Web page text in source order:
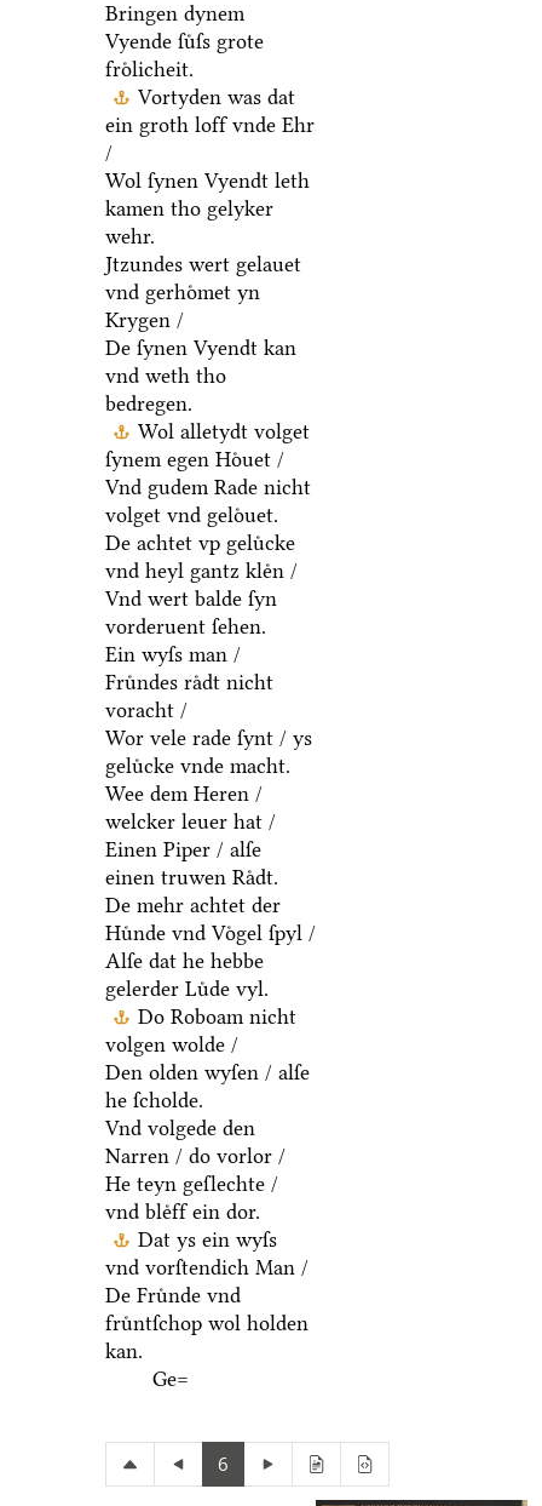
Bringen dynem
Vyende ſuͤſs grote
froͤlicheit.
Vortyden was dat
ein groth loff vnde Ehr
/
Wol ſynen Vyendt leth
kamen tho gelyker
wehr.
Jtzundes wert gelauet
vnd gerhoͤmet yn
Krygen /
De ſynen Vyendt kan
vnd weth tho
bedregen.
Wol alletydt volget
ſynem egen Hoͤuet /
Vnd gudem Rade nicht
volget vnd geloͤuet.
De achtet vp geluͤcke
vnd heyl gantz kleͤn /
Vnd wert balde ſyn
vorderuent ſehen.
Ein wyſs man /
Fruͤndes raͤdt nicht
voracht /
Wor vele rade ſynt / ys
geluͤcke vnde macht.
Wee dem Heren /
welcker leuer hat /
Einen Piper / alſe
einen truwen Raͤdt.
De mehr achtet der
Huͤnde vnd Voͤgel ſpyl /
Alſe dat he hebbe
gelerder Luͤde vyl.
Do Roboam nicht
volgen wolde /
Den olden wyſen / alſe
he ſcholde.
Vnd volgede den
Narren / do vorlor /
He teyn geſlechte /
vnd bleͤff ein dor.
Dat ys ein wyſs
vnd vorſtendich Man /
De Fruͤnde vnd
fruͤntſchop wol holden
kan.
Ge=
6